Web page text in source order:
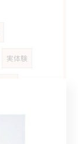
実体験